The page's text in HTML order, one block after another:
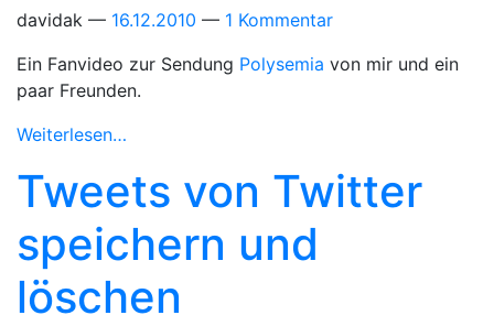
davidak 16.12.2010
1 Kommentar
Ein Fanvideo zur Sendung Polysemia von mir und ein
paar Freunden.
Weiterlesen…
Tweets von Twitter
speichern und
löschen